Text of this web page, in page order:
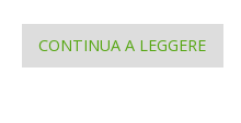
CONTINUA A LEGGERE